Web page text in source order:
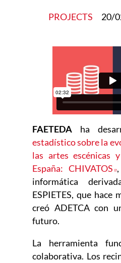
PROJECTS 20/
FAETEDA ha
estadístico sobre la
las artes escénicas
España: CHIVATOS
informática
ESPIETES, que hace
creó ADETCA con
futuro.
La herramienta
colaborativa. Los